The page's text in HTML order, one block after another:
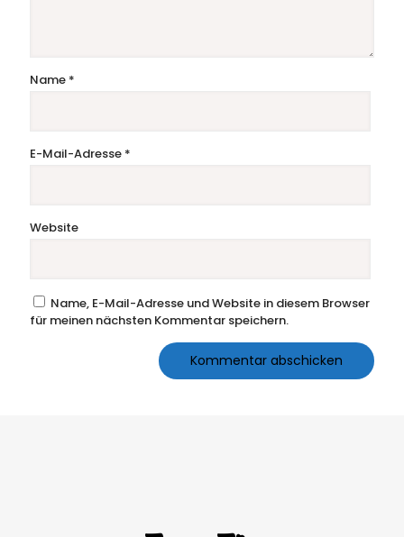
Name *
E-Mail-Adresse *
Website
Name, E-Mail-Adresse und Website in diesem Browser
für meinen nächsten Kommentar speichern.